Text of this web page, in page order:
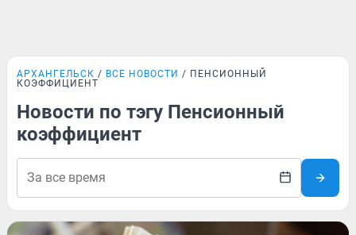
АРХАНГЕЛЬСК ВСЕ НОВОСТИ
ПЕНСИОННЫЙ
КОЭФФИЦИЕНТ
Новости по тэгу Пенсионный
коэффициент